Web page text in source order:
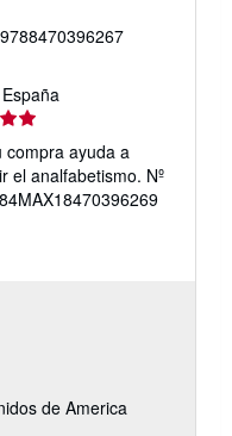
compra ayuda a
el analfabetismo. Nº
de America